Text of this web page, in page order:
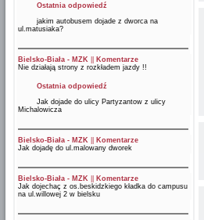
Ostatnia odpowiedź
jakim autobusem dojade z dworca na
ul.matusiaka?
Bielsko-Biała - MZK
Komentarze
Nie działają strony z rozkładem jazdy !!
Ostatnia odpowiedź
Jak dojade do ulicy Partyzantow z ulicy
Michalowicza
Bielsko-Biała - MZK
Komentarze
Jak dojadę do ul.malowany dworek
Bielsko-Biała - MZK
Komentarze
Jak dojechaç z os.beskidzkiego kładka do campusu
na ul.willowej 2 w bielsku